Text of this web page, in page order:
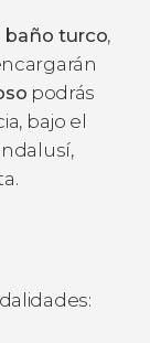
baño turco,
podrás
bajo el